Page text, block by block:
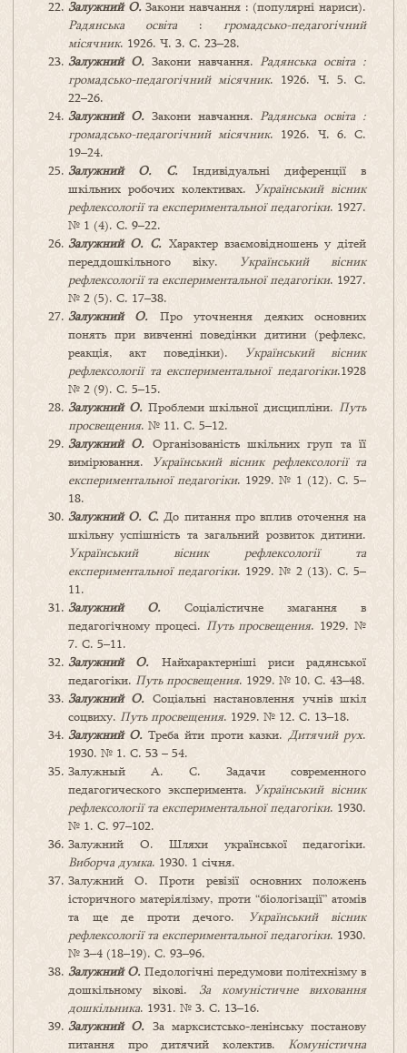
Залужний О.Закони навчання : (популярні нариси).
Радянська освіта :громадсько-педагогічний
місячник. 1926. Ч. 3. С. 23–28.
Залужний О.Закони навчання.Радянська освіта :
громадсько-педагогічний місячник. 1926. Ч. 5. С.
22–26.
Залужний О.Закони навчання.Радянська освіта :
громадсько-педагогічний місячник. 1926. Ч. 6. С.
19–24.
Залужний О. С. Індивідуальні диференції в
шкільних робочих колективах.
Український вісник
рефлексології та експериментальної педагогіки. 1927.
№ 1 (4). С. 9–22.
Залужний О. С. Характер взаємовідношень у дітей
переддошкільного віку. Український вісник
рефлексології та експериментальної педагогіки. 1927.
№ 2 (5). С. 17–38.
Залужний О. Про уточнення деяких основних
понять при вивченні поведінки дитини (рефлекс,
реакція, акт поведінки).
Український вісник
рефлексології та експериментальної педагогіки.1928
№ 2 (9). С. 5–15.
Залужний О. Проблеми шкільної дисципліни.Путь
просвещения. № 11. С. 5–12.
Залужний О. Організованість шкільних груп та її
вимірювання.
Український вісник рефлексології та
експериментальної педагогіки. 1929. № 1 (12). С. 5–
18.
Залужний О. С.До питання про вплив оточення на
шкільну успішність та загальний розвиток дитини.
Український вісник рефлексології та
експериментальної педагогіки. 1929. № 2 (13). С. 5–
11.
Залужний О. Соціалістичне змагання в
педагогічному процесі. Путь просвещения. 1929. №
7. С. 5–11.
Залужний О. Найхарактерніші риси радянської
педагогіки. Путь просвещения. 1929. № 10. С. 43–48.
Залужний О. Соціальні настановлення учнів шкіл
соцвиху. Путь просвещения. 1929. № 12. С. 13–18.
Залужний О. Треба йти проти казки. Дитячий рух.
1930. № 1. С. 53 – 54.
Залужный А. С. Задачи современного
педагогического эксперимента. Український вісник
рефлексології та експериментальної педагогіки. 1930.
№ 1. С. 97–102.
Залужний О. Шляхи української педагогіки.
Виборча думка. 1930. 1 січня.
Залужний О. Проти ревізії основних положень
історичного матеріялізму, проти “біологізації” атомів
та ще де проти дечого.
Український вісник
рефлексології та експериментальної педагогіки. 1930.
№ 3–4 (18–19). С. 93–96.
Залужний О. Педологічні передумови політехнізму в
дошкільному вікові. За комуністичне виховання
дошкільника. 1931. № 3. С. 13–16.
Залужний О. За марксистсько-ленінську постанову
питання про дитячий колектив. Комуністична